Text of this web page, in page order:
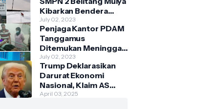
Kibarkan Bendera
Usang dan Sobek
July 02, 2023
Penjaga Kantor PDAM
Tanggamus
Ditemukan Meninggal
di Belakang Kantornya.
July 02, 2023
Trump Deklarasikan
Darurat Ekonomi
Nasional, Klaim AS
Terus Diperlakukan
April 03, 2025